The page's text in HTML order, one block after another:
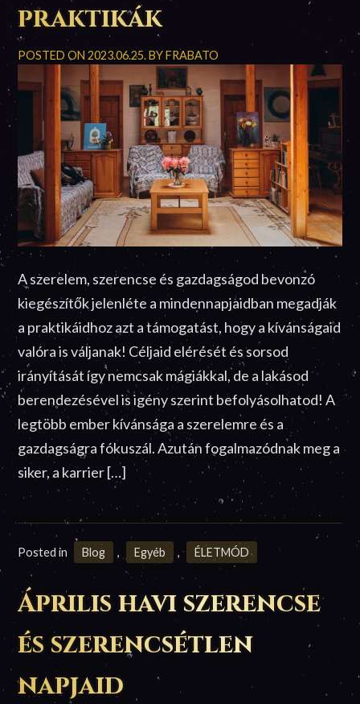
praktikák
POSTED ON2023.06.25.BYFRABATO
A szerelem, szerencse és gazdagságod bevonzó
kiegészítők jelenléte a mindennapjaidban megadják
a praktikáidhoz azt a támogatást, hogy a kívánságaid
valóra is váljanak! Céljaid elérését és sorsod
irányítását így nemcsak mágiákkal, de a lakásod
berendezésével is igény szerint befolyásolhatod! A
legtöbb ember kívánsága a szerelemre és a
gazdagságra fókuszál. Azután fogalmazódnak meg a
siker, a karrier […]
Posted in Blog , Egyéb , ÉLETMÓD
Április havi szerencse
és szerencsétlen
napjaid